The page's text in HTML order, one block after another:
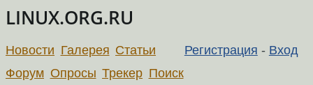
LINUX.ORG.RU
Регистрация - Вход
Новости Галерея Статьи
Форум Опросы Трекер Поиск